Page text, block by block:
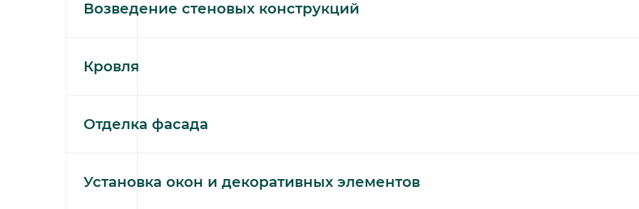
Возведение стеновых конструкций
Кровля
Отделка фасада
Установка окон и декоративных элементов
персональных данных.
сроков хранения информации установленных РФ.